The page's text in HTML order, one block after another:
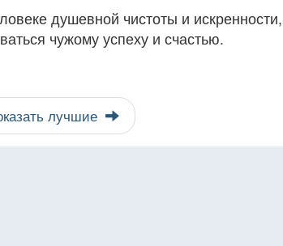
душевной чистоты и искренности,
чужому успеху и счастью.
лучшие